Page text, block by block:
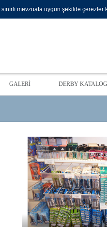
mevzuata uygun şekilde çerezler
GALERİ DERBY KATALOG